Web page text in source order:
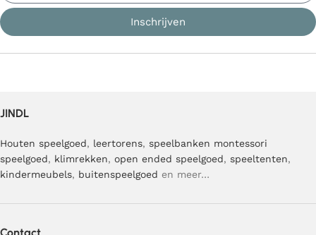
Inschrijven
JINDL
Houten speelgoed, leertorens, speelbanken montessori
speelgoed, klimrekken, open ended speelgoed, speeltenten,
kindermeubels, buitenspeelgoed en meer…